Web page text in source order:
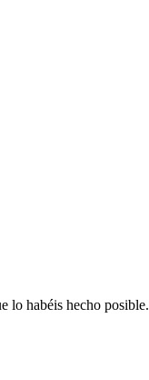
lo habéis hecho posible.